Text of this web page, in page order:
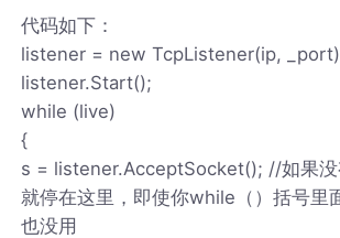
代码如下：
listener = new TcpListener(ip,
listener.Start();
while (live)
{
s = listener.AcceptSocket(); //如果没
就停在这里，即使你while（）括号里
也没用